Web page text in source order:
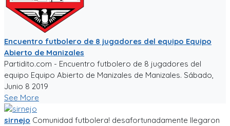
Encuentro futbolero de 8 jugadores del equipo Equipo
Abierto de Manizales
Partidito.com - Encuentro futbolero de 8 jugadores del
equipo Equipo Abierto de Manizales de Manizales. Sábado,
Junio 8 2019
See More
sirnejo Comunidad futbolera! desafortunadamente llegaron